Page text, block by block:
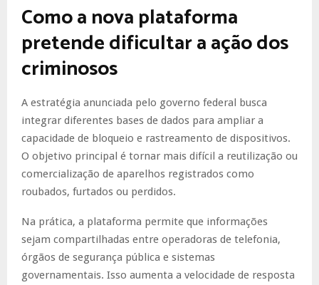
Como a nova plataforma
pretende dificultar a ação dos
criminosos
A estratégia anunciada pelo governo federal busca
integrar diferentes bases de dados para ampliar a
capacidade de bloqueio e rastreamento de dispositivos.
O objetivo principal é tornar mais difícil a reutilização ou
comercialização de aparelhos registrados como
roubados, furtados ou perdidos.
Na prática, a plataforma permite que informações
sejam compartilhadas entre operadoras de telefonia,
órgãos de segurança pública e sistemas
governamentais. Isso aumenta a velocidade de resposta